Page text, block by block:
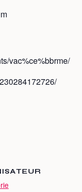
vac%ce%bbrme/